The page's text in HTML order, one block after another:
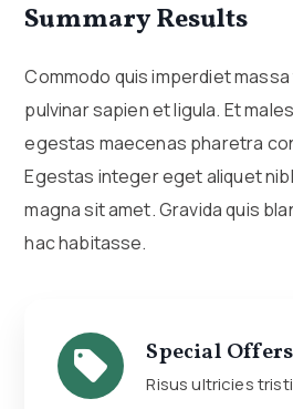
Summary Results
Commodo quis imperdiet
pulvinar sapien et ligula. Et
egestas maecenas pharetra
Egestas integer eget aliquet
magna sit amet. Gravida quis
hac habitasse.
Special Offers
Risus ultricies